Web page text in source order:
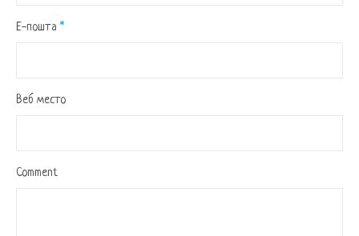
Е-пошта *
Веб место
Comment